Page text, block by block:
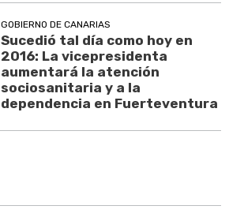
GOBIERNO DE CANARIAS
Sucedió tal día como hoy en
2016: La vicepresidenta
aumentará la atención
sociosanitaria y a la
dependencia en Fuerteventura